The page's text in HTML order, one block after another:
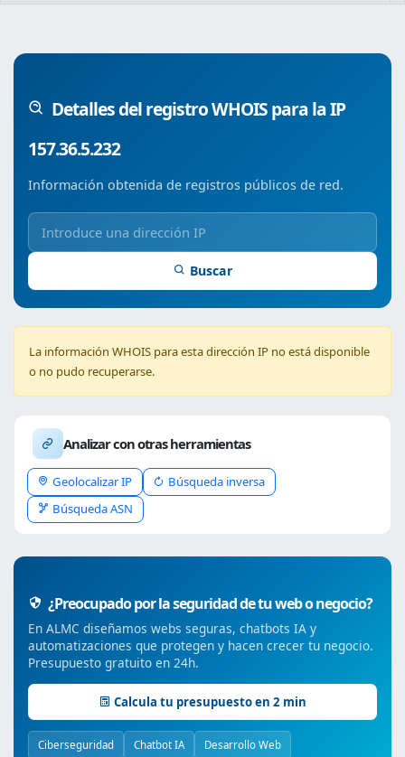
Detalles del registro WHOIS para la IP
157.36.5.232
Información obtenida de registros públicos de red.
Buscar
La información WHOIS para esta dirección IP no está disponible
o no pudo recuperarse.
Analizar con otras herramientas
Geolocalizar IP
Búsqueda inversa
Búsqueda ASN
¿Preocupado por la seguridad de tu web o negocio?
En ALMC diseñamos webs seguras, chatbots IA y
automatizaciones que protegen y hacen crecer tu negocio.
Presupuesto gratuito en 24h.
Calcula tu presupuesto en 2 min
Ciberseguridad Chatbot IA Desarrollo Web